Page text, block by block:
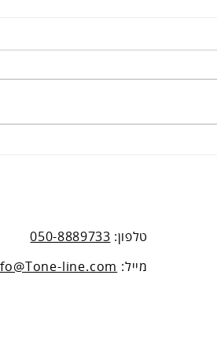
בסהכ
טלפון: 050-8889733
מייל: line.com